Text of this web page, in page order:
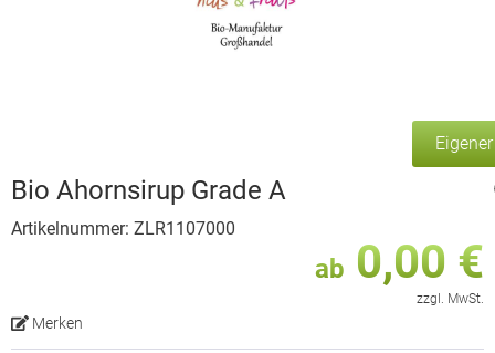
Bio Ahornsirup Grade A
Artikelnummer: ZLR1107000
ab 0,00 €
zzgl. MwSt.
Merken